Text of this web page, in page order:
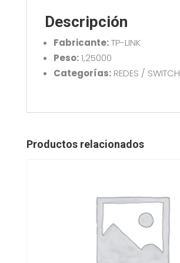
Descripción
Fabricante:TP-LINK
Peso:1,25000
Categorías:REDES / SWITCH
Productos relacionados